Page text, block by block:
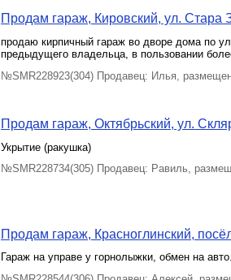
Продам гараж, Кировский, ул. Стара
продаю кирпичный гараж во дворе дома по
предыдущего владельца, в пользовании
№SMR228923(304) Продавец: Илья,
Продам гараж, Октябрьский, ул.
Укрытие (ракушка)
№SMR228734(305) Продавец: Равиль,
Продам гараж, Красноглинский,
Гараж на управе у горнолыжки, обмен на